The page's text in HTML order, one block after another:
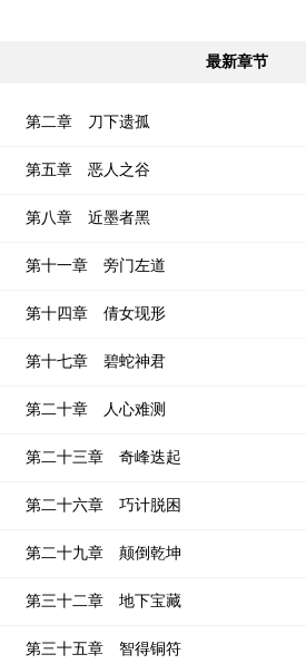
最新章节
第二章 刀下遗孤
第五章 恶人之谷
第八章 近墨者黑
第十一章 旁门左道
第十四章 倩女现形
第十七章 碧蛇神君
第二十章 人心难测
第二十三章 奇峰迭起
第二十六章 巧计脱困
第二十九章 颠倒乾坤
第三十二章 地下宝藏
第三十五章 智得铜符